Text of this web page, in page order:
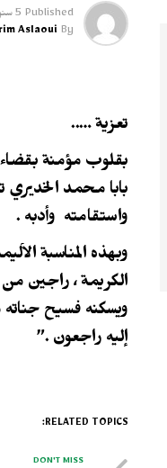
Published 5 سنوات ago
By
Aslaoui
تعزية …..
بقلوب مؤمنة
بابا محمد الخديري
واستقامته وأدبه .
وبهذه المناسبة
الكريمة ، راجين من
ويسكنه فسيح جناته
إليه راجعون .”
RELATED TOPICS:
DON'T MISS